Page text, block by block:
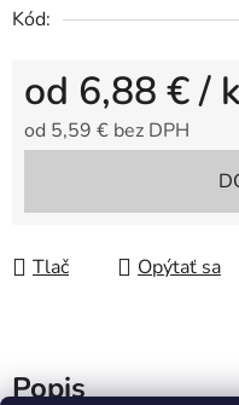
Kód:
od 6,88 €/
od 5,59 € bez DPH
Tlač Opýtať sa
Popis